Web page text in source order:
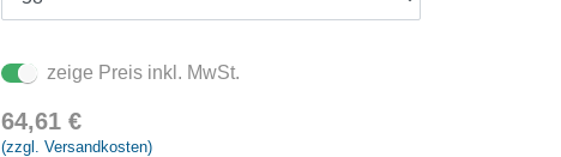
zeige Preis inkl. MwSt.
64,61 €
(zzgl. Versandkosten)